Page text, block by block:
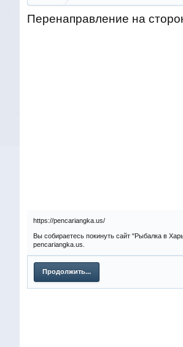
Перенаправление на
https://pencariangka.us/
Вы собираетесь покинуть сайт "Рыбалка в
pencariangka.us.
Продолжить...